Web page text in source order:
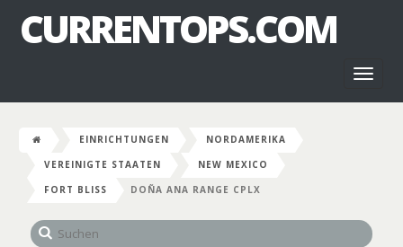
CURRENTOPS.COM
EINRICHTUNGEN
NORDAMERIKA
VEREINIGTE STAATEN
NEW MEXICO
FORT BLISS
DOÑA ANA RANGE CPLX